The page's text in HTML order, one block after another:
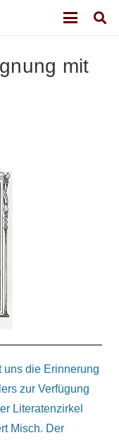
mit
uns die Erinnerung
zur Verfügung
Literatenzirkel
Misch. Der